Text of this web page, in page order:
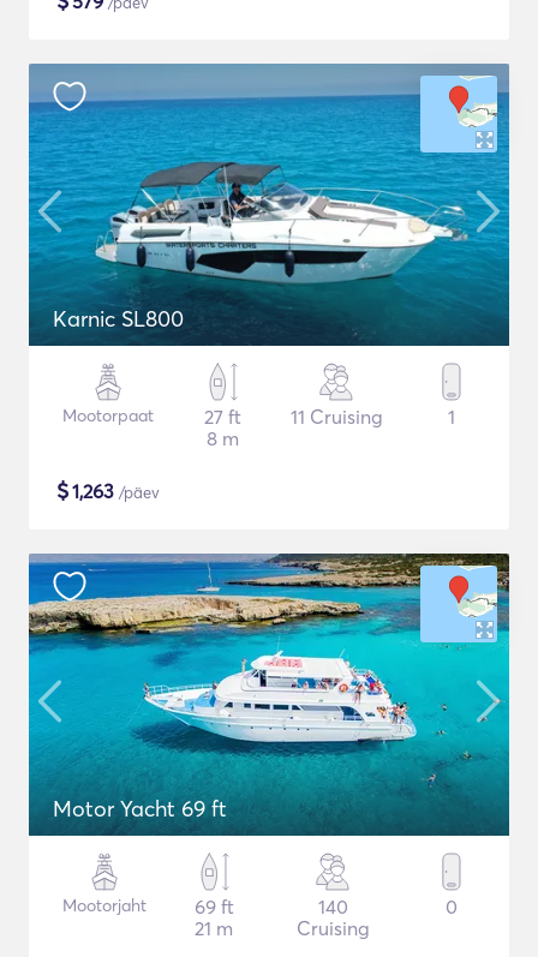
Karnic SL800
Mootorpaat
27 ft
8 m
11 Cruising 1
$1,263 /päev
Motor Yacht 69 ft
Mootorjaht
69 ft
21 m
140
Cruising
0